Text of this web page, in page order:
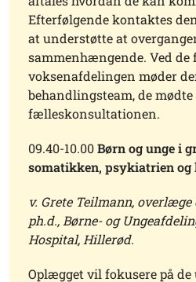
Efterfølgende kontaktes
at understøtte at
sammenhængende. Ved de
voksenafdelingen møder
behandlingsteam, de mødte
fælleskonsultationen.
09.40-10.00Børn og unge i
somatikken, psykiatrien og
v. Grete Teilmann,
ph.d., Børne- og
Hospital, Hillerød.
Oplægget vil fokusere på